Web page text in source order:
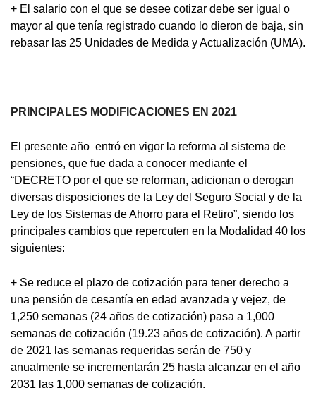
+ El salario con el que se desee cotizar debe ser igual o
mayor al que tenía registrado cuando lo dieron de baja, sin
rebasar las 25 Unidades de Medida y Actualización (UMA).
PRINCIPALES MODIFICACIONES EN 2021
El presente año entró en vigor la reforma al sistema de
pensiones, que fue dada a conocer mediante el
“DECRETO por el que se reforman, adicionan o derogan
diversas disposiciones de la Ley del Seguro Social y de la
Ley de los Sistemas de Ahorro para el Retiro”, siendo los
principales cambios que repercuten en la Modalidad 40 los
siguientes:
+ Se reduce el plazo de cotización para tener derecho a
una pensión de cesantía en edad avanzada y vejez, de
1,250 semanas (24 años de cotización) pasa a 1,000
semanas de cotización (19.23 años de cotización). A partir
de 2021 las semanas requeridas serán de 750 y
anualmente se incrementarán 25 hasta alcanzar en el año
2031 las 1,000 semanas de cotización.